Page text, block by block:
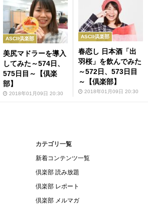
ASCII倶楽部
美尻マドラーを導入
してみた～574日、
575日目～【倶楽
部】
2018年01月09日 20:30
ASCII倶楽部
春恋し 日本酒「出
羽桜」を飲んでみた
～572日、573日目
～【倶楽部】
2018年01月09日 20:30
カテゴリ一覧
新着コンテンツ一覧
倶楽部 読み放題
倶楽部 レポート
倶楽部 メルマガ